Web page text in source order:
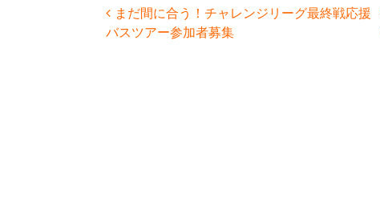
投稿ナビゲーション
まだ間に合う！チャレンジリーグ最終戦応援
バスツアー参加者募集